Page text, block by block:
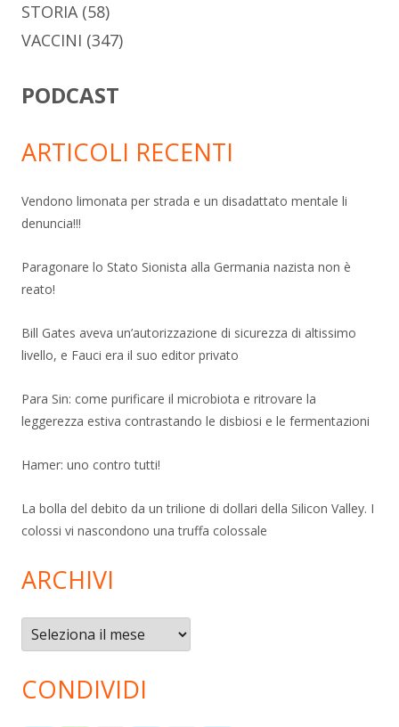
STORIA(58)
VACCINI (347)
PODCAST
ARTICOLI RECENTI
Vendono limonata per strada e un disadattato mentale li
denuncia!!!
Paragonare lo Stato Sionista alla Germania nazista non è
reato!
Bill Gates aveva un’autorizzazione di sicurezza di altissimo
livello, e Fauci era il suo editor privato
Para Sin: come purificare il microbiota e ritrovare la
leggerezza estiva contrastando le disbiosi e le fermentazioni
Hamer: uno contro tutti!
La bolla del debito da un trilione di dollari della Silicon Valley. I
colossi vi nascondono una truffa colossale
ARCHIVI
Archivi
CONDIVIDI